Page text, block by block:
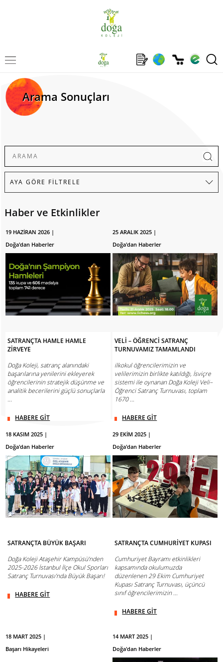
Arama Sonuçları
Haber ve Etkinlikler
19 HAZİRAN 2026 |
Doğa'dan Haberler
SATRANÇTA HAMLE HAMLE
ZİRVEYE
Doğa Koleji, satranç alanındaki
başarılarına yenilerini ekleyerek
öğrencilerinin stratejik düşünme ve
analitik becerilerini güçlü sonuçlarla
...
HABERE GİT
25 ARALIK 2025 |
Doğa'dan Haberler
VELİ – ÖĞRENCİ SATRANÇ
TURNUVAMIZ TAMAMLANDI
ilkokul öğrencilerimizin ve
velilerimizin birlikte katıldığı, İsviçre
sistemi ile oynanan Doğa Koleji Veli–
Öğrenci Satranç Turnuvası, toplam
1670 ...
HABERE GİT
18 KASIM 2025 |
Doğa'dan Haberler
SATRANÇTA BÜYÜK BAŞARI
Doğa Koleji Ataşehir Kampüsü’nden
2025-2026 İstanbul İlçe Okul Sporları
Satranç Turnuvası’nda Büyük Başarı!
HABERE GİT
29 EKİM 2025 |
Doğa'dan Haberler
SATRANÇTA CUMHURİYET KUPASI
Cumhuriyet Bayramı etkinlikleri
kapsamında okulumuzda
düzenlenen 29 Ekim Cumhuriyet
Kupası Satranç Turnuvası, üçüncü
sınıf öğrencilerimizin ...
HABERE GİT
18 MART 2025 |
Başarı Hikayeleri
14 MART 2025 |
Doğa'dan Haberler